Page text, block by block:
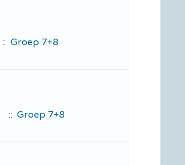
:: Groep 7+8
:: Groep 7+8